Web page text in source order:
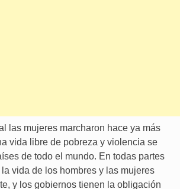
las mujeres marcharon hace ya más
vida libre de pobreza y violencia se
de todo el mundo. En todas partes
la vida de los hombres y las mujeres
y los gobiernos tienen la obligación